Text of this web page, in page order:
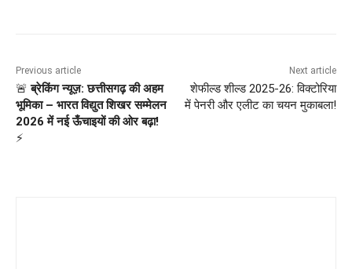
Previous article
🚨ब्रेकिंग न्यूज़: छत्तीसगढ़ की अहम
भूमिका – भारत विद्युत शिखर सम्मेलन
2026 में नई ऊँचाइयों की ओर बढ़ा!
⚡️
Next article
शेफील्ड शील्ड 2025-26: विक्टोरिया
में पेनरी और एलीट का चयन मुकाबला!